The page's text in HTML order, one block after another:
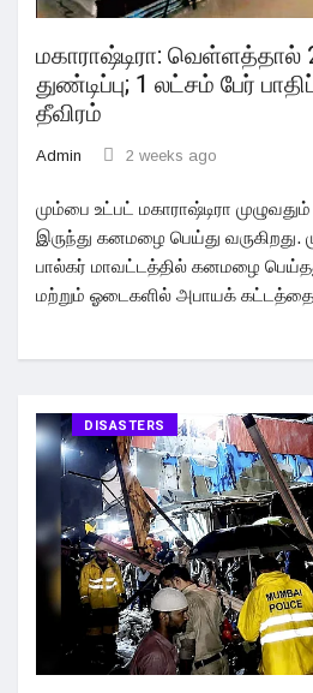
மகாராஷ்டிரா: வெள்ளத்தால்
துண்டிப்பு; 1 லட்சம் பேர்
தீவிரம்
Admin 2 weeks ago
மும்பை உட்பட் மகாராஷ்டிரா
இருந்து கனமழை பெய்து வருகிறது.
பால்கர் மாவட்டத்தில் கனமழை
மற்றும் ஓடைகளில் அபாயக்
DISASTERS